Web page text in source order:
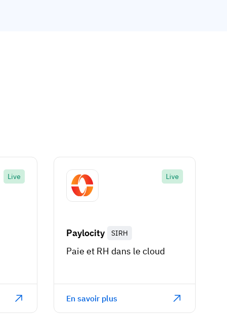
Live Live
Paylocity SIRH
Paie et RH dans le cloud
En savoir plus